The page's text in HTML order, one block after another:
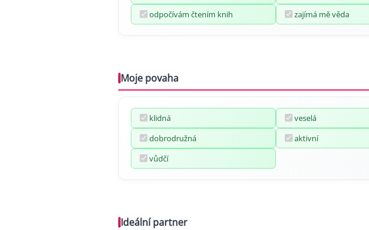
odpočívám čtením knih zajímá mě věda
Moje povaha
klidná
veselá
dobrodružná
aktivní
vůdčí
Ideální partner